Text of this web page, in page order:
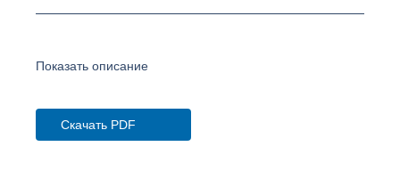
Показать описание
Скачать PDF